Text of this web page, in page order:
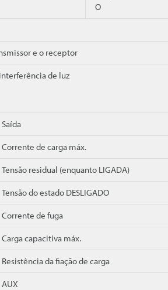
O
e o receptor
de luz
Saída
Corrente de carga máx.
Tensão residual (enquanto LIGADA)
Tensão do estado DESLIGADO
Corrente de fuga
Carga capacitiva máx.
Resistência da fiação de carga
AUX